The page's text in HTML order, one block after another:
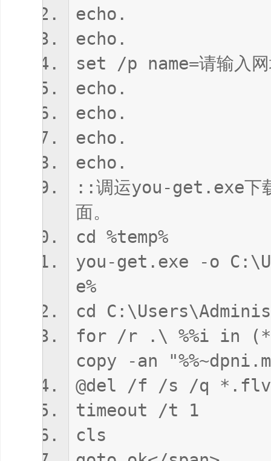
echo.
echo.
set /p name=请输入网
echo.
echo.
echo.
echo.
::调运you-get.exe下载
面。
cd %temp%
you-get.exe -o
e%
cd
for /r .\ %%i in
copy -an
@del /f /s /q *.flv
timeout /t 1
cls